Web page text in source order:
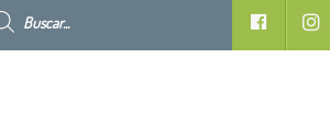
Facebook